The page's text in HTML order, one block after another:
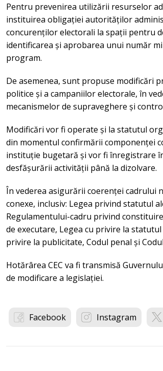
Pentru prevenirea utilizării resurselor
instituirea obligației autorităților
concurenților electorali la spații pentru
identificarea și aprobarea unui număr
program.
De asemenea, sunt propuse modificări
politice și a campaniilor electorale, în
mecanismelor de supraveghere și
Modificări vor fi operate și la statutul
din momentul confirmării componenței
instituție bugetară și vor fi înregistrare
desfășurării activității până la dizolvare.
În vederea asigurării coerenței cadrului
conexe, inclusiv: Legea privind statutul
Regulamentului-cadru privind
de executare, Legea cu privire la
privire la publicitate, Codul penal și
Hotărârea CEC va fi transmisă
de modificare a legislației.
Facebook Instagram